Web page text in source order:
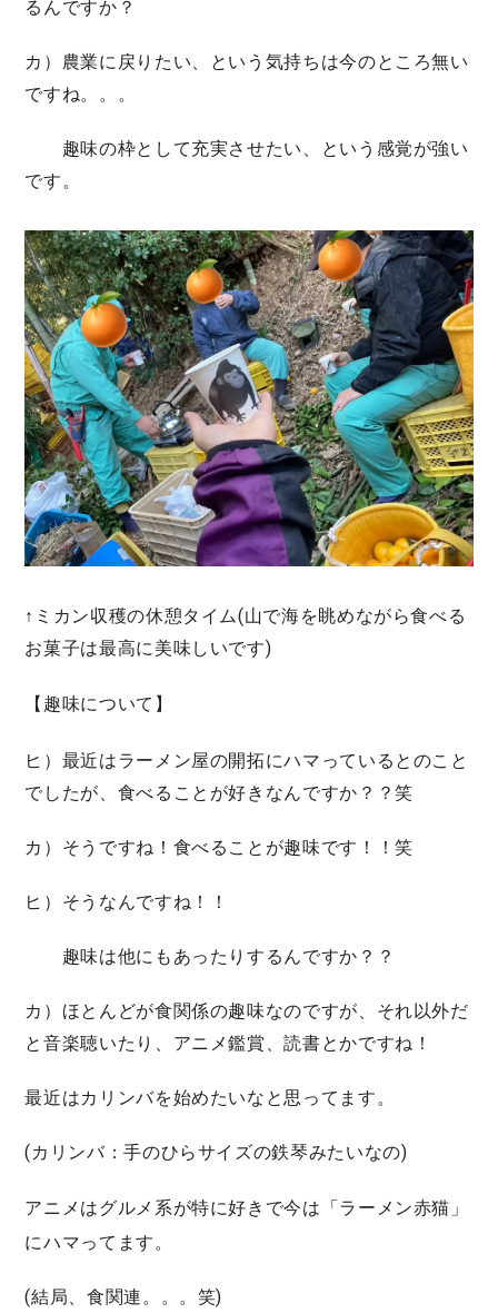
るんですか？
カ）農業に戻りたい、という気持ちは今のところ無い
ですね。。。
趣味の枠として充実させたい、という感覚が強い
です。
↑ミカン収穫の休憩タイム(山で海を眺めながら食べる
お菓子は最高に美味しいです)
【趣味について】
ヒ）最近はラーメン屋の開拓にハマっているとのこと
でしたが、食べることが好きなんですか？？笑
カ）そうですね！食べることが趣味です！！笑
ヒ）そうなんですね！！
趣味は他にもあったりするんですか？？
カ）ほとんどが食関係の趣味なのですが、それ以外だ
と音楽聴いたり、アニメ鑑賞、読書とかですね！
最近はカリンバを始めたいなと思ってます。
(カリンバ：手のひらサイズの鉄琴みたいなの)
アニメはグルメ系が特に好きで今は 「ラーメン赤猫」
にハマってます。
(結局、食関連。。。笑)